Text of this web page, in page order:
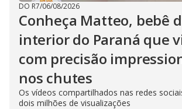
DO R7/06/08/2026
Conheça Matteo, bebê
interior do Paraná que
com precisão
nos chutes
Os vídeos compartilhados nas redes
dois milhões de visualizações